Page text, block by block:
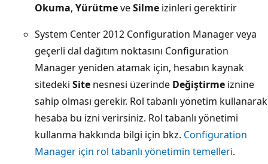
Okuma, YürütmeveSilme izinleri gerektirir
System Center 2012 Configuration Manager veya
geçerli dal dağıtım noktasını Configuration
Manager yeniden atamak için, hesabın kaynak
sitedeki Site nesnesi üzerinde Değiştirme iznine
sahip olması gerekir. Rol tabanlı yönetim kullanarak
hesaba bu izni verirsiniz. Rol tabanlı yönetimi
kullanma hakkında bilgi için bkz. Configuration
Manager için rol tabanlı yönetimin temelleri.